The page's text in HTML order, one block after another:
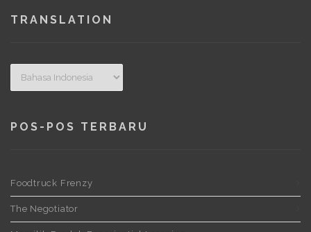
TRANSLATION
POS-POS TERBARU
Foodtruck Frenzy
The Negotiator